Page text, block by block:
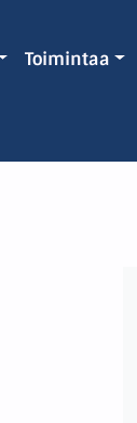
Toimintaa